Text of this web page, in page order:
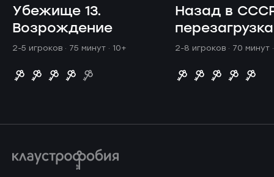
Убежище 13.
Возрождение
2-5 игроков · 75 минут · 10+
Назад в
перезагрузка
2-8 игроков · 70 минут